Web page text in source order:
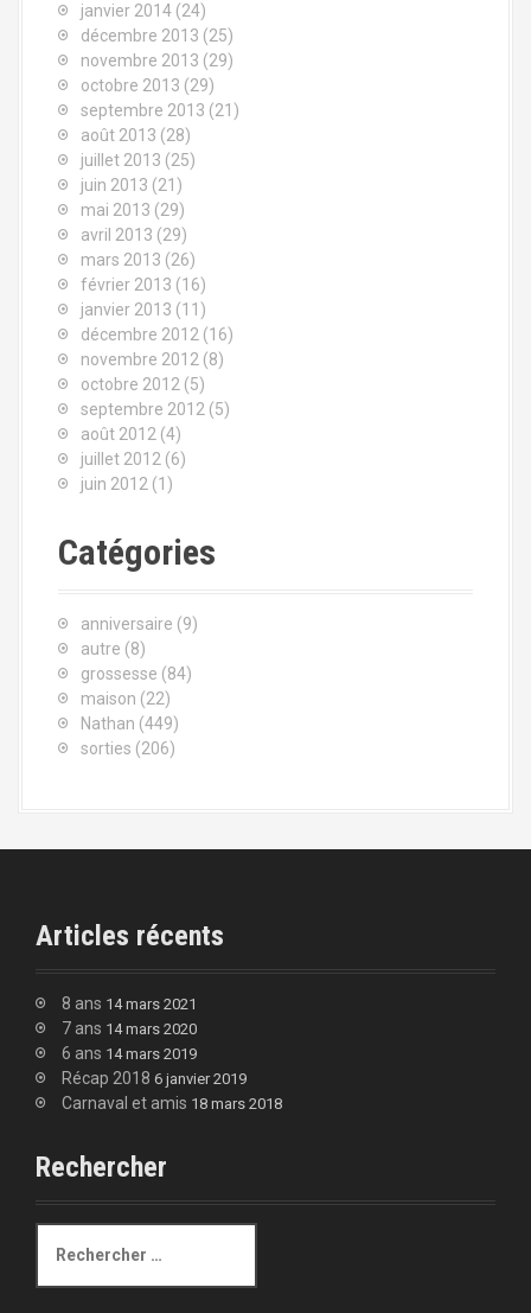
janvier 2014 (24)
décembre 2013 (25)
novembre 2013 (29)
octobre 2013 (29)
septembre 2013 (21)
août 2013 (28)
juillet 2013 (25)
juin 2013 (21)
mai 2013 (29)
avril 2013 (29)
mars 2013 (26)
février 2013 (16)
janvier 2013 (11)
décembre 2012 (16)
novembre 2012 (8)
octobre 2012 (5)
septembre 2012 (5)
août 2012 (4)
juillet 2012 (6)
juin 2012 (1)
Catégories
anniversaire (9)
autre (8)
grossesse (84)
maison (22)
Nathan (449)
sorties (206)
Articles récents
8 ans 14 mars 2021
7 ans 14 mars 2020
6 ans 14 mars 2019
Récap 2018 6 janvier 2019
Carnaval et amis 18 mars 2018
Rechercher
c